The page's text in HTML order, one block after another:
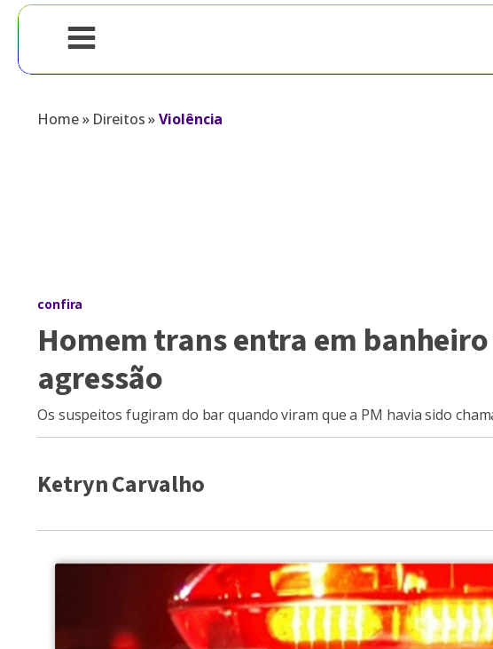
Home» Direitos»Violência
confira
Homem trans entra em
agressão
Os suspeitos fugiram do bar quando viram que a PM havia sido
Ketryn Carvalho